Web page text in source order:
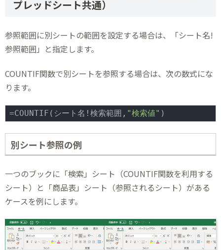
プレッドシート共通）
参照範囲に別シートの範囲を設定する場合は、「シート名!
参照範囲」と指定します。
COUNTIF関数で別シートを参照する場合は、次の数式にな
ります。
=COUNTIF(シート名!検索範囲, "検索値" )
別シート参照の例
一つのブックに「検索」シート（COUNTIF関数を利用する
シート）と「商品表」シート（参照されるシート）がある
ケースを例にします。